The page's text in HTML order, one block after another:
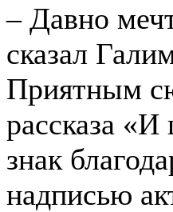
– Давно
сказал
Приятным
рассказа
знак
надписью